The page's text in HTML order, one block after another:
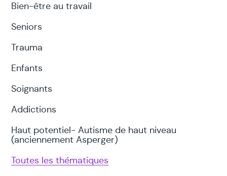
Bien-être au travail
Seniors
Trauma
Enfants
Soignants
Addictions
Haut potentiel- Autisme de haut niveau
(anciennement Asperger)
Toutes les thématiques